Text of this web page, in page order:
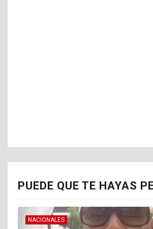
PUEDE QUE TE HAYAS
NACIONALES